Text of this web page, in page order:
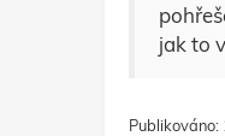
jak to
Publikováno: